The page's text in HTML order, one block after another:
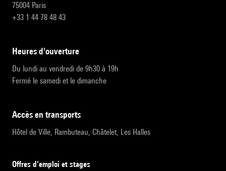
75004 Paris
+33 1 44 78 48 43
heures d'ouverture
Du lundi au vendredi de 9h30 à 19h
Fermé le samedi et le dimanche
accès en transports
Hôtel de Ville, Rambuteau, Châtelet, Les Halles
Offres d’emploi et stages